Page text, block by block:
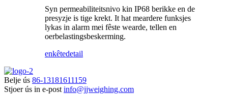
Syn permeabiliteitsnivo kin IP68 berikke en de
presyzje is tige krekt. It hat meardere funksjes
lykas in alarm mei fêste wearde, tellen en
oerbelastingsbeskerming.
enkêtedetail
Belje ús 86-13181611159
Stjoer ús in e-post info@jjweighing.com